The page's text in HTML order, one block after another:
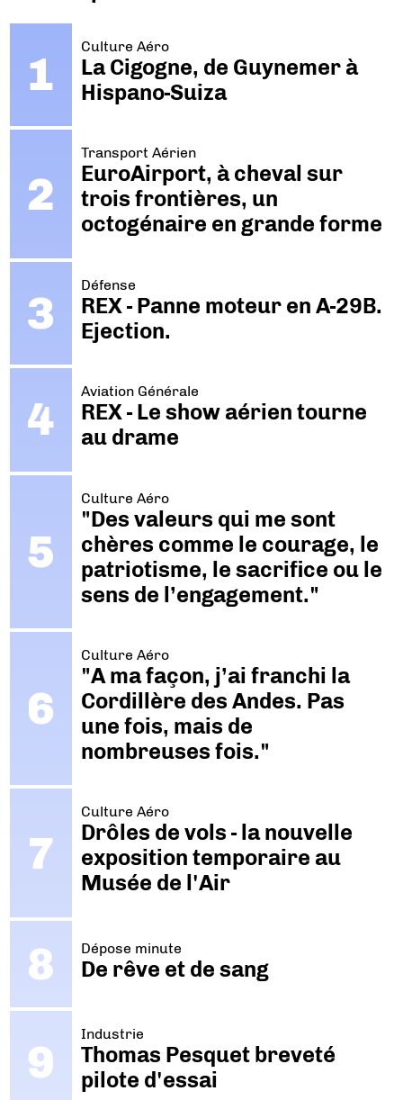
Culture Aéro
La Cigogne, de Guynemer à
Hispano-Suiza
Transport Aérien
EuroAirport, à cheval sur
trois frontières, un
octogénaire en grande forme
Défense
REX - Panne moteur en A-29B.
Ejection.
Aviation Générale
REX - Le show aérien tourne
au drame
Culture Aéro
"Des valeurs qui me sont
chères comme le courage, le
patriotisme, le sacrifice ou le
sens de l’engagement."
Culture Aéro
"A ma façon, j’ai franchi la
Cordillère des Andes. Pas
une fois, mais de
nombreuses fois."
Culture Aéro
Drôles de vols - la nouvelle
exposition temporaire au
Musée de l'Air
Dépose minute
De rêve et de sang
Industrie
Thomas Pesquet breveté
pilote d'essai